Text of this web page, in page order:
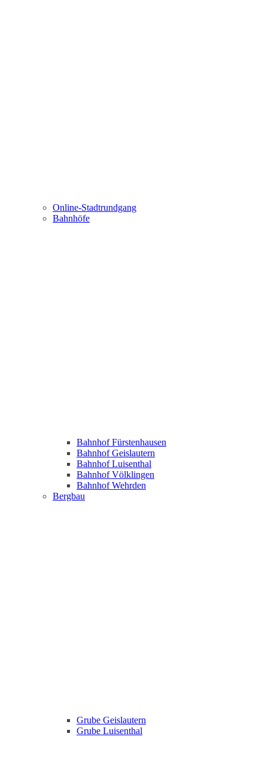
Online-Stadtrundgang
Bahnhöfe
Bahnhof Fürstenhausen
Bahnhof Geislautern
Bahnhof Luisenthal
Bahnhof Völklingen
Bahnhof Wehrden
Bergbau
Grube Geislautern
Grube Luisenthal